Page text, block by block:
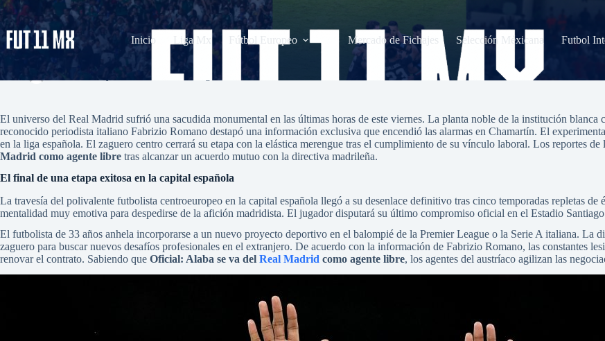
Saltar
al
contenido
Inicio
Liga Mx Fútbol Europeo Mercado de Fichajes Selección Méxicana Futbol
Oficial: Alaba se va del Real Madrid como agente libre
admin Uncategorized
El universo del Real Madrid sufrió una sacudida monumental en las últimas horas de este viernes. La planta noble de la institución
reconocido periodista italiano Fabrizio Romano destapó una información exclusiva que encendió las alarmas en Chamartín. El
en la liga española. El zaguero centro cerrará su etapa con la elástica merengue tras el cumplimiento de su vínculo laboral. Los reportes
Madrid como agente libre tras alcanzar un acuerdo mutuo con la directiva madrileña.
El final de una etapa exitosa en la capital española
La travesía del polivalente futbolista centroeuropeo en la capital española llegó a su desenlace definitivo tras cinco temporadas repletas de
mentalidad muy emotiva para despedirse de la afición madridista. El jugador disputará su último compromiso oficial en el Estadio
El futbolista de 33 años anhela incorporarse a un nuevo proyecto deportivo en el balompié de la Premier League o la Serie A italiana. La
zaguero para buscar nuevos desafíos profesionales en el extranjero. De acuerdo con la información de Fabrizio Romano, las constantes
renovar el contrato. Sabiendo que Oficial: Alaba se va del Real Madrid como agente libre, los agentes del austríaco agilizan las